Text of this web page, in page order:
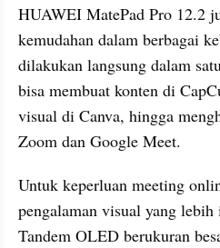
HUAWEI MatePad Pro 12.2
kemudahan dalam berbagai
dilakukan langsung dalam
bisa membuat konten di
visual di Canva, hingga
Zoom dan Google Meet.
Untuk keperluan meeting
pengalaman visual yang
Tandem OLED berukuran